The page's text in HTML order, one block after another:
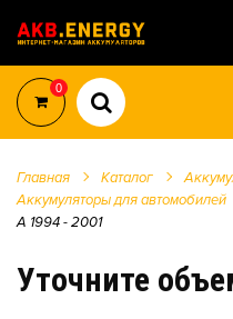
0
Главная Каталог
Аккумуляторы для автомобилей
A 1994 - 2001
Уточните